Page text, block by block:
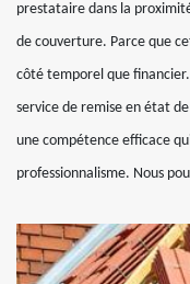
prestataire dans la
de couverture. Parce que
côté temporel que
service de remise en état
une compétence efficace
professionnalisme. Nous